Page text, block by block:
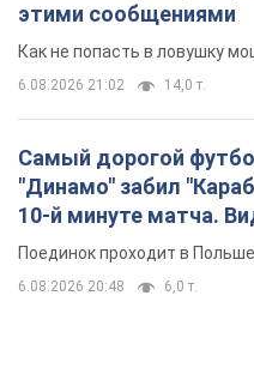
этими сообщениями
Как не попасть в ловушку
6.08.2026 21:02 14,0 т.
Самый дорогой
"Динамо" забил
10-й минуте матча.
Поединок проходит в Польше
6.08.2026 20:48 6,0 т.